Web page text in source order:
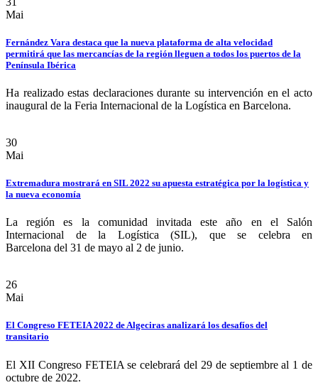
Mai
Fernández Vara destaca que la nueva plataforma de alta velocidad
permitirá que las mercancías de la región lleguen a todos los puertos de la
Península Ibérica
Ha realizado estas declaraciones durante su intervención en el acto
inaugural de la Feria Internacional de la Logística en Barcelona.
30
Mai
Extremadura mostrará en SIL 2022 su apuesta estratégica por la logística y
la nueva economía
La región es la comunidad invitada este año en el Salón
Internacional de la Logística (SIL), que se celebra en
Barcelona del 31 de mayo al 2 de junio.
26
Mai
El Congreso FETEIA 2022 de Algeciras analizará los desafíos del
transitario
El XII Congreso FETEIA se celebrará del 29 de septiembre al 1 de
octubre de 2022.